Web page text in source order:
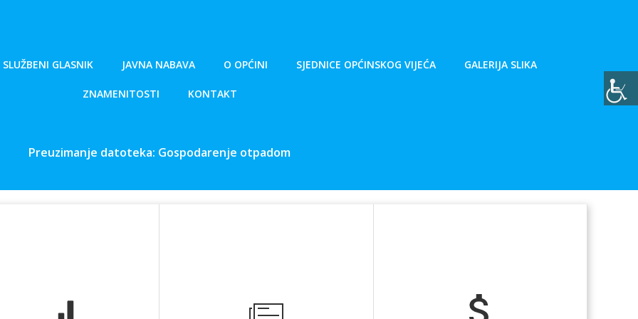
SLUŽBENI GLASNIK JAVNA NABAVA O OPĆINI SJEDNICE OPĆINSKOG VIJEĆA GALERIJA SLIKA
ZNAMENITOSTI KONTAKT
Preuzimanje datoteka: Gospodarenje otpadom